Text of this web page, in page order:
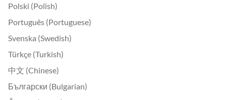
Polski (Polish)
Português (Portuguese)
Svenska (Swedish)
Türkçe (Turkish)
中文 (Chinese)
Български (Bulgarian)